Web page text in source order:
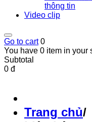
thông tin
Video clip
Go to cart 0
You have 0 item in your
Subtotal
0 đ
Trang chủ/